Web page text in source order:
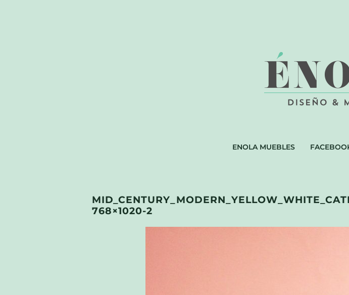
ENOLA MUEBLES
768×1020-2